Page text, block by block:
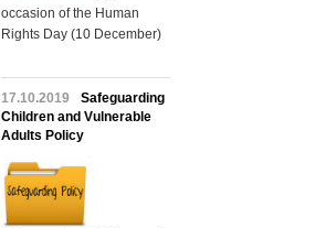
occasion of the Human
Rights Day (10 December)
17.10.2019
Safeguarding
Children and Vulnerable
Adults Policy